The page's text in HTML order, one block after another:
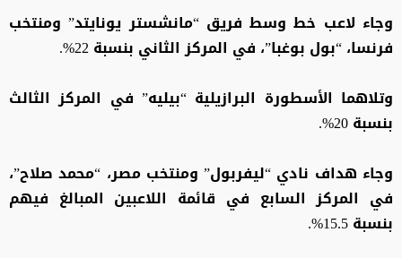
وجاء لاعب خط وسط فريق “مانشستر يونايتد” ومنتخب
فرنسا، “بول بوغبا”، في المركز الثاني بنسبة 22%.
وتلاهما الأسطورة البرازيلية “بيليه” في المركز الثالث
بنسبة 20%.
وجاء هداف نادي “ليفربول” ومنتخب مصر، “محمد صلاح”،
في المركز السابع في قائمة اللاعبين المبالغ فيهم
بنسبة 15.5%.